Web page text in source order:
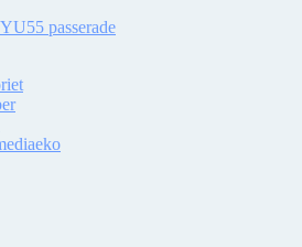
passerade